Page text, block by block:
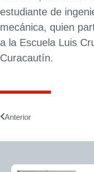
estudiante de
mecánica, quien
a la Escuela Luis
Curacautín.
Anterior